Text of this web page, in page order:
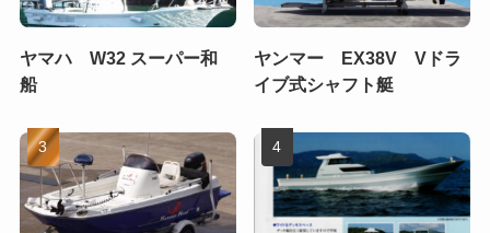
ヤマハ W32 スーパー和
船
ヤンマー EX38V Vドラ
イブ式シャフト艇